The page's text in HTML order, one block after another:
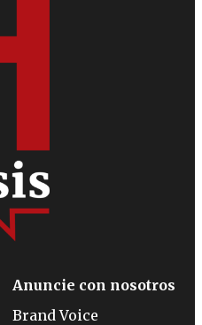
Anuncie con nosotros
Brand Voice